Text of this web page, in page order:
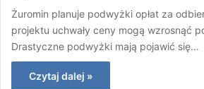
Żuromin planuje podwyżki opłat za
projektu uchwały ceny mogą wzrosnąć
Drastyczne podwyżki mają pojawić się…
Czytaj dalej »